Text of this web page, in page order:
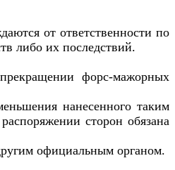
от ответственности по
либо их последствий.
форс-мажорных
нанесенного таким
сторон обязана
официальным органом.